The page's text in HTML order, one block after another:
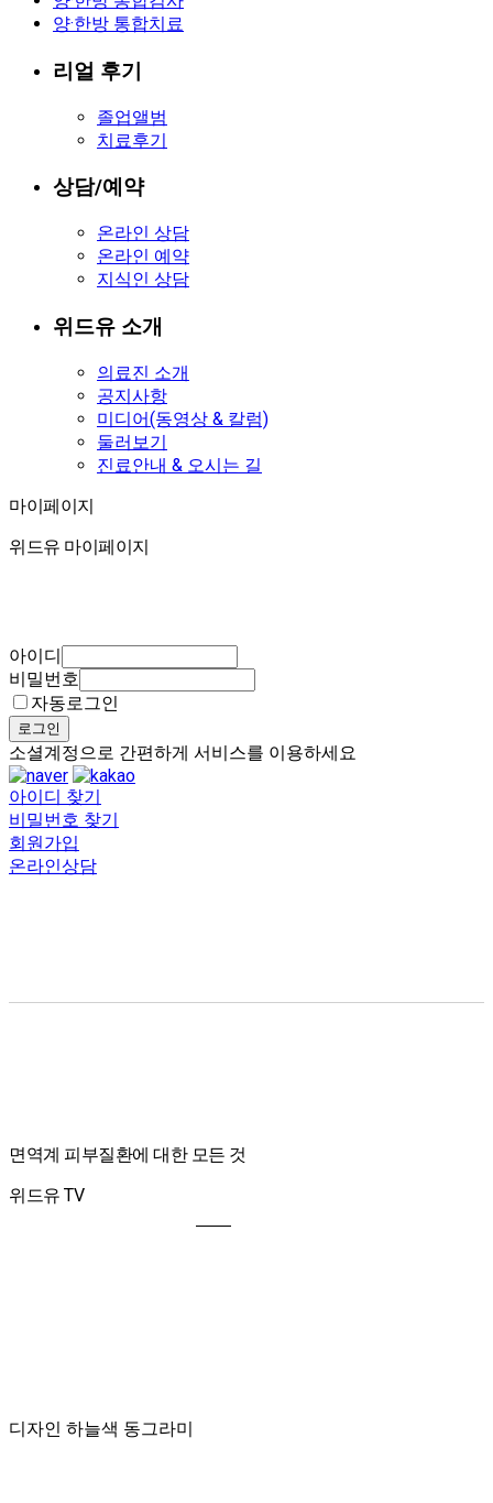
양·한방 통합치료
리얼 후기
졸업앨범
치료후기
상담/예약
온라인 상담
온라인 예약
지식인 상담
위드유 소개
의료진 소개
공지사항
미디어(동영상 & 칼럼)
둘러보기
진료안내 & 오시는 길
마이페이지
마이페이지
위드유 마이페이지
아이디
비밀번호
자동로그인
로그인
소셜계정으로 간편하게 서비스를 이용하세요
아이디 찾기
비밀번호 찾기
회원가입
온라인상담
면역계 피부질환에 대한 모든 것
위드유 TV
디자인 하늘색 동그라미